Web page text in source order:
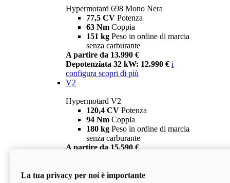
Hypermotard 698 Mono Nera
77,5 CV Potenza
63 Nm Coppia
151 kg Peso in ordine di marcia
senza carburante
A partire da 13.990 €
Depotenziata 32 kW: 12.990 € i
configura scopri di più
V2
Hypermotard V2
120,4 CV Potenza
94 Nm Coppia
180 kg Peso in ordine di marcia
senza carburante
A partire da 15.590 €
V2 SP
La tua privacy per noi è importante